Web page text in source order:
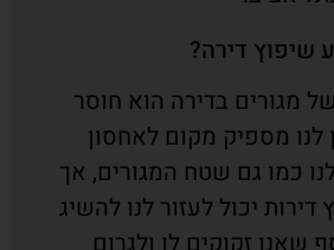
שיפוץ דירה?
מגורים בדירה הוא חוסר
לנו מספיק מקום לאחסון
כמו גם שטח המגורים, אך
יכול לעזור לנו להשיג